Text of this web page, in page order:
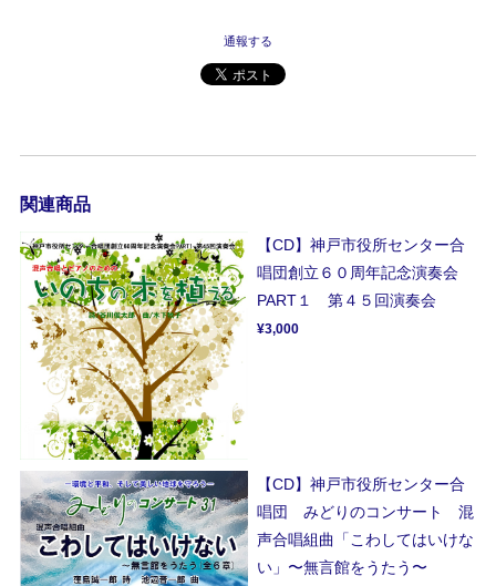
通報する
関連商品
【CD】神戸市役所センター合
唱団創立６０周年記念演奏会
PART１ 第４５回演奏会
¥3,000
【CD】神戸市役所センター合
唱団 みどりのコンサート 混
声合唱組曲「こわしてはいけな
い」〜無言館をうたう〜